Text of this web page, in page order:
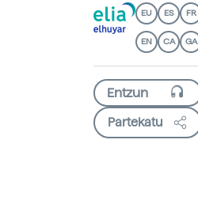
EU ES FR
EN CA GA
Partekatu